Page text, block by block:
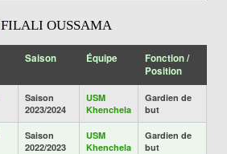
FILALI OUSSAMA
Saison Équipe
Fonction /
Position
Saison
2023/2024
USM
Khenchela
Gardien de
but
Saison
2022/2023
USM
Khenchela
Gardien de
but